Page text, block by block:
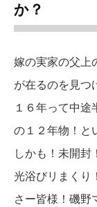
か？
嫁の実家の父上
が在るのを見つ
１６年って中
の１２年物！と
しかも！未開封
光浴びリまくり！
さー皆様！磯野